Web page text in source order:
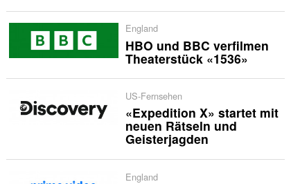
England
HBO und BBC verfilmen
Theaterstück «1536»
US-Fernsehen
«Expedition X» startet mit
neuen Rätseln und
Geisterjagden
England